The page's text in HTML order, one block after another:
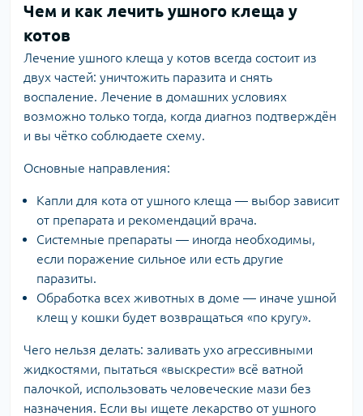
Чем и как лечить ушного клеща у
котов
Лечение ушного клеща у котов всегда состоит из
двух частей: уничтожить паразита и снять
воспаление. Лечение в домашних условиях
возможно только тогда, когда диагноз подтверждён
и вы чётко соблюдаете схему.
Основные направления:
Капли для кота от ушного клеща — выбор зависит
от препарата и рекомендаций врача.
Системные препараты — иногда необходимы,
если поражение сильное или есть другие
паразиты.
Обработка всех животных в доме — иначе ушной
клещ у кошки будет возвращаться «по кругу».
Чего нельзя делать: заливать ухо агрессивными
жидкостями, пытаться «выскрести» всё ватной
палочкой, использовать человеческие мази без
назначения. Если вы ищете лекарство от ушного